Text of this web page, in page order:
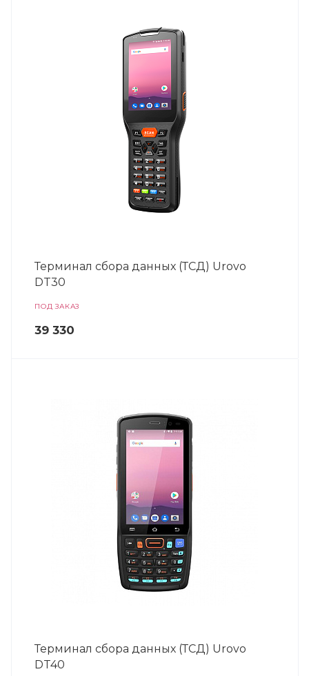
Терминал сбора данных (ТСД) Urovo
DT30
ПОД ЗАКАЗ
39 330
Терминал сбора данных (ТСД) Urovo
DT40